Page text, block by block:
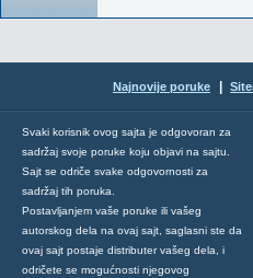
Najnovije poruke
Svaki korisnik ovog sajta je odgovoran za
sadržaj svoje poruke koju objavi na sajtu.
Sajt se odriče svake odgovornosti za
sadržaj tih poruka.
Postavljanjem vaše poruke ili vašeg
autorskog dela na ovaj sajt, saglasni ste da
ovaj sajt postaje distributer vašeg dela, i
odričete se mogućnosti njegovog